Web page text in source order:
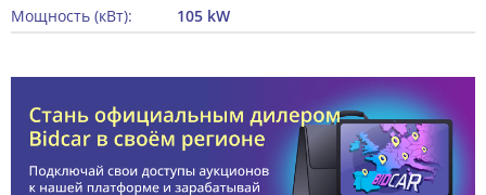
Мощность (кВт):
105 kW